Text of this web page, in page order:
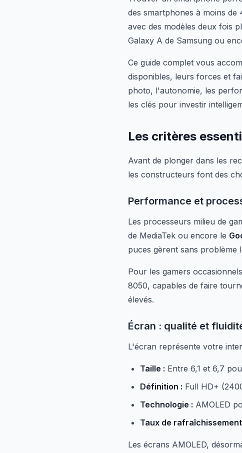
des smartphones à moins
avec des modèles deux fois
Galaxy A de Samsung ou
Ce guide complet vous
disponibles, leurs forces et
photo, l'autonomie, les
les clés pour investir
Les critères
Avant de plonger dans les
les constructeurs font des
Performance et
Les processeurs milieu de
de MediaTek ou encore le
puces gèrent sans problème
Pour les gamers
8050, capables de faire
élevés.
Écran : qualité et
L'écran représente votre
Taille : Entre 6,1 et 6,7
Définition : Full HD+
Technologie : AMOLED
Taux de
Les écrans AMOLED,